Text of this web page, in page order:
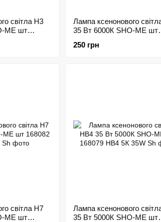
світла H3
ME шт
Лампа ксенонового
35 Вт 6000К SHO-ME шт
250 грн
світла H7
ME шт
Лампа ксенонового
35 Вт 5000К SHO-ME шт